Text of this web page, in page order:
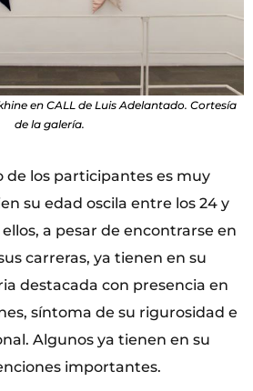
en CALL de Luis Adelantado. Cortesía
de la galería.
de los participantes es muy
su edad oscila entre los 24 y
a pesar de encontrarse en
carreras, ya tienen en su
destacada con presencia en
síntoma de su rigurosidad e
Algunos ya tienen en su
importantes.